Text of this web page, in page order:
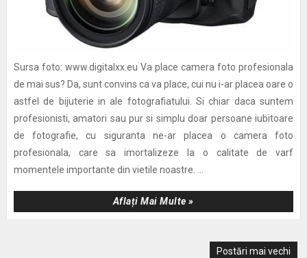
Sursa foto: www.digitalxx.eu Va place camera foto profesionala
de mai sus? Da, sunt convins ca va place, cui nu i-ar placea oare o
astfel de bijuterie in ale fotografiatului. Si chiar daca suntem
profesionisti, amatori sau pur si simplu doar persoane iubitoare
de fotografie, cu siguranta ne-ar placea o camera foto
profesionala, care sa imortalizeze la o calitate de varf
momentele importante din vietile noastre. ...
Aflați Mai Multe »
Postări mai vechi